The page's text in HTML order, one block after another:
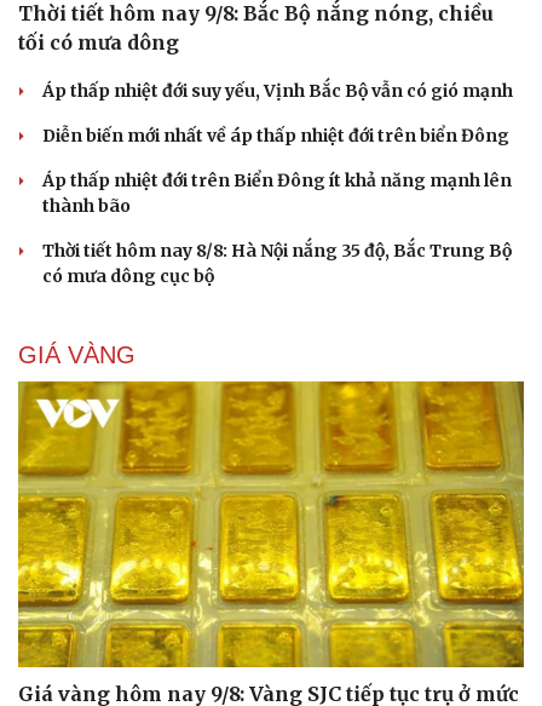
Thời tiết hôm nay 9/8: Bắc Bộ nắng nóng, chiều
tối có mưa dông
Áp thấp nhiệt đới suy yếu, Vịnh Bắc Bộ vẫn có gió mạnh
Diễn biến mới nhất về áp thấp nhiệt đới trên biển Đông
Áp thấp nhiệt đới trên Biển Đông ít khả năng mạnh lên
thành bão
Thời tiết hôm nay 8/8: Hà Nội nắng 35 độ, Bắc Trung Bộ
có mưa dông cục bộ
GIÁ VÀNG
Giá vàng hôm nay 9/8: Vàng SJC tiếp tục trụ ở mức